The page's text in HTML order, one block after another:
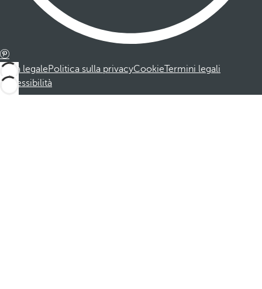
Nota legalePolitica sulla privacyCookieTermini legali
Accessibilità